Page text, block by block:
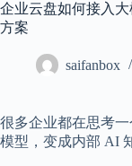
企业云盘如何接入
方案
saifanbox
很多企业都在思考
模型，变成内部 AI